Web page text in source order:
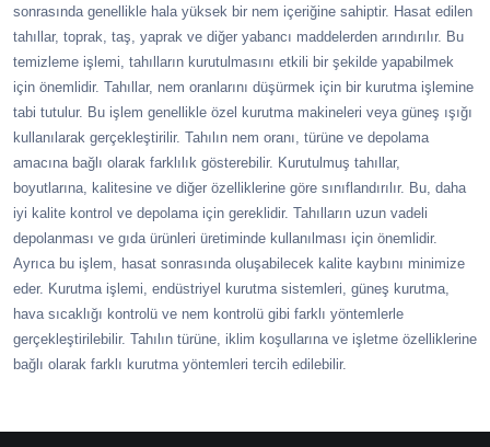
sonrasında genellikle hala yüksek bir nem içeriğine sahiptir. Hasat edilen
tahıllar, toprak, taş, yaprak ve diğer yabancı maddelerden arındırılır. Bu
temizleme işlemi, tahılların kurutulmasını etkili bir şekilde yapabilmek
için önemlidir. Tahıllar, nem oranlarını düşürmek için bir kurutma işlemine
tabi tutulur. Bu işlem genellikle özel kurutma makineleri veya güneş ışığı
kullanılarak gerçekleştirilir. Tahılın nem oranı, türüne ve depolama
amacına bağlı olarak farklılık gösterebilir. Kurutulmuş tahıllar,
boyutlarına, kalitesine ve diğer özelliklerine göre sınıflandırılır. Bu, daha
iyi kalite kontrol ve depolama için gereklidir. Tahılların uzun vadeli
depolanması ve gıda ürünleri üretiminde kullanılması için önemlidir.
Ayrıca bu işlem, hasat sonrasında oluşabilecek kalite kaybını minimize
eder. Kurutma işlemi, endüstriyel kurutma sistemleri, güneş kurutma,
hava sıcaklığı kontrolü ve nem kontrolü gibi farklı yöntemlerle
gerçekleştirilebilir. Tahılın türüne, iklim koşullarına ve işletme özelliklerine
bağlı olarak farklı kurutma yöntemleri tercih edilebilir.